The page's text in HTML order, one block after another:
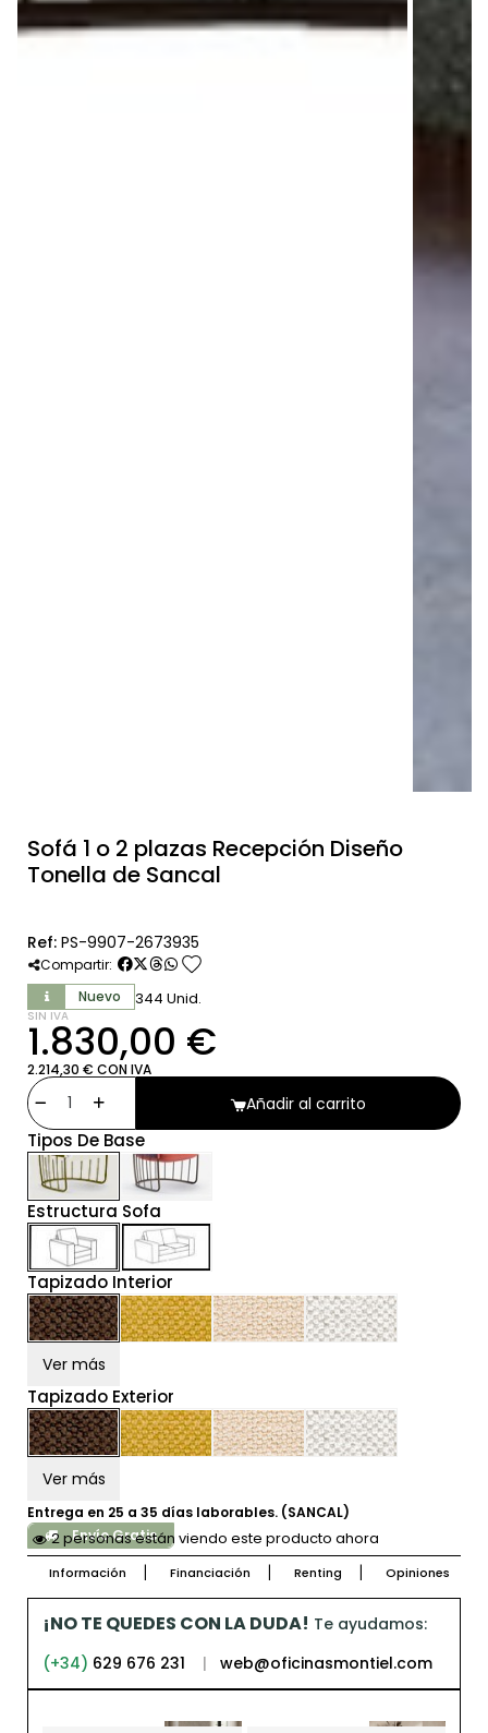
Sofá 1 o 2 plazas Recepción Diseño
Tonella de Sancal
Ref: PS-9907-2673935
Compartir: favorite
Nuevo 344 Unid.
SIN IVA
1.830,00 €
2.214,30 € CON IVA
Añadir al carrito
Tipos De Base
Estructura Sofa
Tapizado Interior
Ver más
Tapizado Exterior
Ver más
Entrega en 25 a 35 días laborables. (SANCAL)
Envío Gratis
2 personas están viendo este producto ahora
Información Financiación Renting Opiniones
¡NO TE QUEDES CON LA DUDA! Te ayudamos:
(+34) 629 676 231 | web@oficinasmontiel.com